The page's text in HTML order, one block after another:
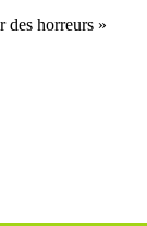
des horreurs »